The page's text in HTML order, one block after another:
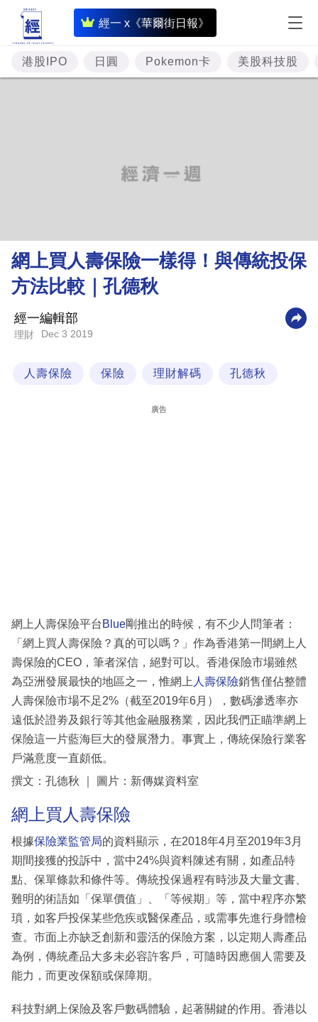
經一 x《華爾街日報》
即
時
財
經
理
財
科
區
港股IPO 日圓 Pokemon卡 美股科技股
網上買人壽保險一樣得！與傳統投保
方法比較｜孔德秋
經一編輯部
理財 Dec 3 2019
人壽保險 保險 理財解碼 孔德秋
廣告
網上人壽保險平台 Blue剛推出的時候，有不少人問筆者：
「網上買人壽保險？真的可以嗎？」作為香港第一間網上人
壽保險的CEO，筆者深信，絕對可以。香港保險市場雖然
為亞洲發展最快的地區之一，惟網上 人壽保險銷售僅佔整體
人壽保險市場不足2%（截至2019年6月），數碼滲透率亦
遠低於證劵及銀行等其他金融服務業，因此我們正瞄準網上
保險這一片藍海巨大的發展潛力。事實上，傳統保險行業客
戶滿意度一直頗低。
撰文：孔德秋 ｜ 圖片：新傳媒資料室
網上買人壽保險
根據保險業監管局的資料顯示，在2018年4月至2019年3月
期間接獲的投訴中，當中24%與資料陳述有關，如產品特
點、保單條款和條件等。傳統投保過程有時涉及大量文書、
難明的術語如「保單價值」、「等候期」等，當中程序亦繁
瑣，如客戶投保某些危疾或醫保產品，或需事先進行身體檢
查。市面上亦缺乏創新和靈活的保險方案，以定期人壽產品
為例，傳統產品大多未必容許客戶，可隨時因應個人需要及
能力，而更改保額或保障期。
科技對網上保險及客戶數碼體驗，起著關鍵的作用。香港以